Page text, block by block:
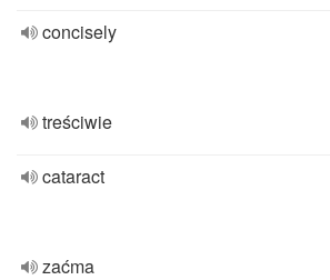
concisely
treściwie
cataract
zaćma